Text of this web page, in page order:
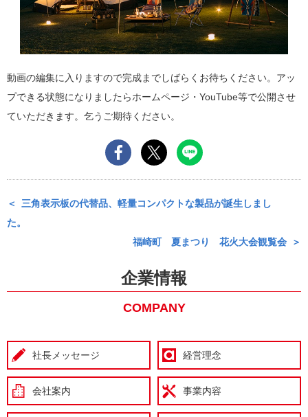
動画の編集に入りますので完成までしばらくお待ちください。アッ
プできる状態になりましたらホームページ・YouTube等で公開させ
ていただきます。乞うご期待ください。
三角表示板の代替品、軽量コンパクトな製品が誕生しまし
た。
福崎町 夏まつり 花火大会観覧会
企業情報
COMPANY
社長メッセージ 経営理念
会社案内 事業内容